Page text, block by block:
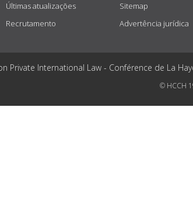
Últimas atualizações
Recrutamento
Sitemap
Advertência jurídica
Private International Law - Conférence de La
© HCCH